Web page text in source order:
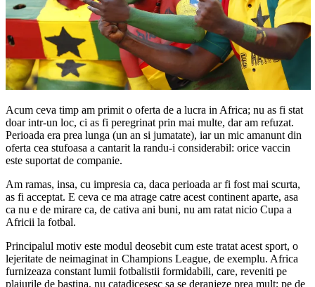
Acum ceva timp am primit o oferta de a lucra in Africa; nu as fi stat
doar intr-un loc, ci as fi peregrinat prin mai multe, dar am refuzat.
Perioada era prea lunga (un an si jumatate), iar un mic amanunt din
oferta cea stufoasa a cantarit la randu-i considerabil: orice vaccin
este suportat de companie.
Am ramas, insa, cu impresia ca, daca perioada ar fi fost mai scurta,
as fi acceptat. E ceva ce ma atrage catre acest continent aparte, asa
ca nu e de mirare ca, de cativa ani buni, nu am ratat nicio Cupa a
Africii la fotbal.
Principalul motiv este modul deosebit cum este tratat acest sport, o
lejeritate de neimaginat in Champions League, de exemplu. Africa
furnizeaza constant lumii fotbalistii formidabili, care, reveniti pe
plaiurile de bastina, nu catadicesesc sa se deranjeze prea mult; pe de